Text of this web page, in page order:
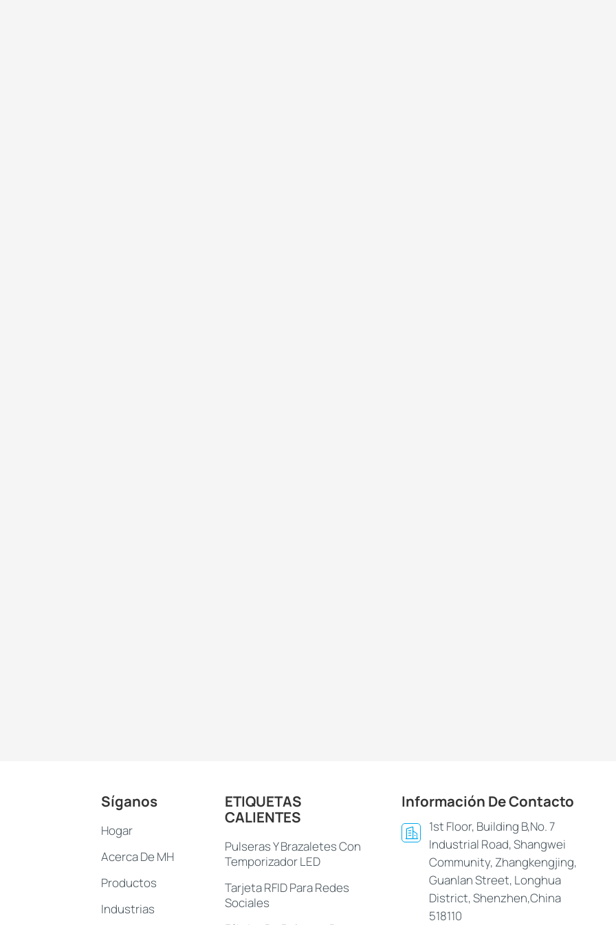
Información De Contacto
1st Floor, Building B,No. 7
Industrial Road, Shangwei
Community, Zhangkengjing,
Guanlan Street, Longhua
District, Shenzhen,China
518110
ETIQUETAS
CALIENTES
Pulseras Y Brazaletes Con
Temporizador LED
Tarjeta RFID Para Redes
Sociales
Síganos
Hogar
Acerca De MH
Productos
Industrias